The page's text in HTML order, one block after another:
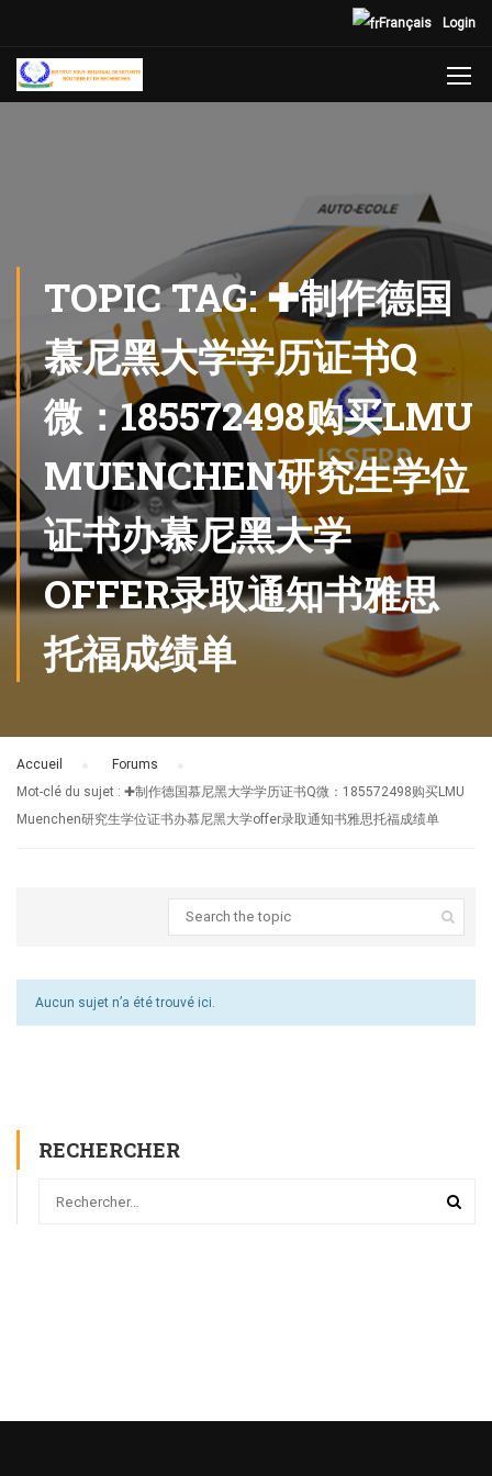
Login
Français
TOPIC TAG: ✚制作德国
慕尼黑大学学历证书Q
微：185572498购买LMU
MUENCHEN研究生学位
证书办慕尼黑大学
OFFER录取通知书雅思
托福成绩单
Accueil Forums
Mot-clé du sujet : ✚制作德国慕尼黑大学学历证书Q微：185572498购买LMU
Muenchen研究生学位证书办慕尼黑大学offer录取通知书雅思托福成绩单
Aucun sujet n’a été trouvé ici.
RECHERCHER